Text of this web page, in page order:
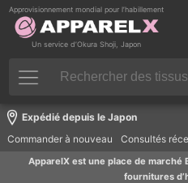
Approvisionnement mondial pour l’habillement
Un service d’Okura Shoji, Japon
Expédié depuis le Japon
Commander à nouveau
Consultés
ApparelX est une place de marché
fournitures